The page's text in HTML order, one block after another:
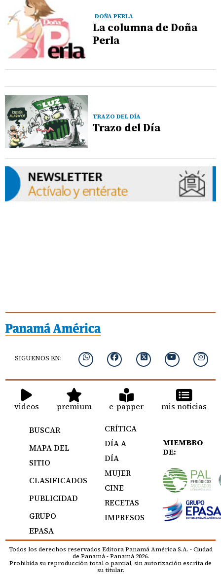
DOÑA PERLA
La columna de Doña
Perla
TRAZO DEL DÍA
Trazo del Día
SIGUENOS EN:
videos premium e-papper mis noticias
BUSCAR
MAPA DEL
SITIO
CLASIFICADOS
PUBLICIDAD
GRUPO
EPASA
CRÍTICA
DÍA A
DÍA
MUJER
CINE
RECETAS
IMPRESOS
MIEMBRO
DE:
Todos los derechos reservados Editora Panamá América S.A. - Ciudad
de Panamá - Panamá 2026.
Prohibida su reproducción total o parcial, sin autorización escrita de
su titular.